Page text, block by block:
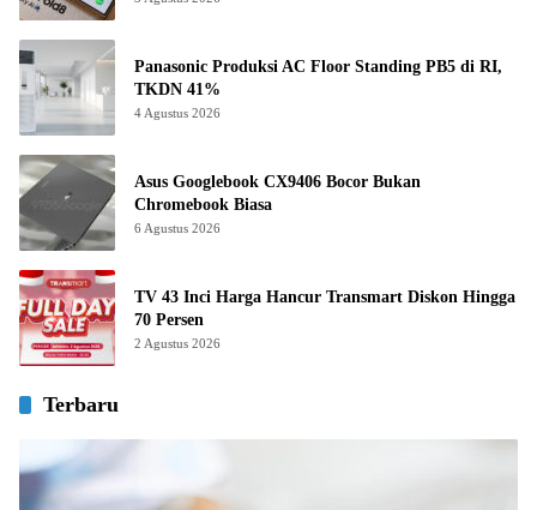
Panasonic Produksi AC Floor Standing PB5 di RI,
TKDN 41%
4 Agustus 2026
Asus Googlebook CX9406 Bocor Bukan
Chromebook Biasa
6 Agustus 2026
TV 43 Inci Harga Hancur Transmart Diskon Hingga
70 Persen
2 Agustus 2026
Terbaru